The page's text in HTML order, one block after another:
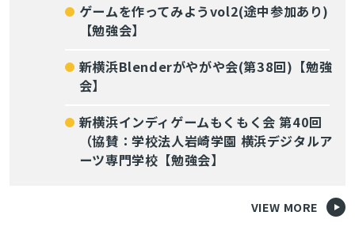
ゲームを作ってみようvol2(途中参加あり)
【勉強会】
新横浜Blenderがやがや会(第38回)【勉強
会】
新横浜インディゲームもくもく会 第40回
（協賛：学校法人岩崎学園 横浜デジタルア
ーツ専門学校【勉強会】
VIEW MORE